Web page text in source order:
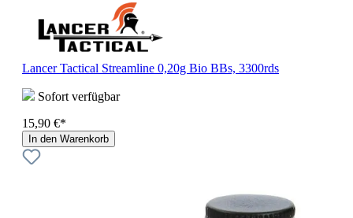
Lancer Tactical Streamline 0,20g Bio BBs, 3300rds
Sofort verfügbar
15,90 €*
In den Warenkorb